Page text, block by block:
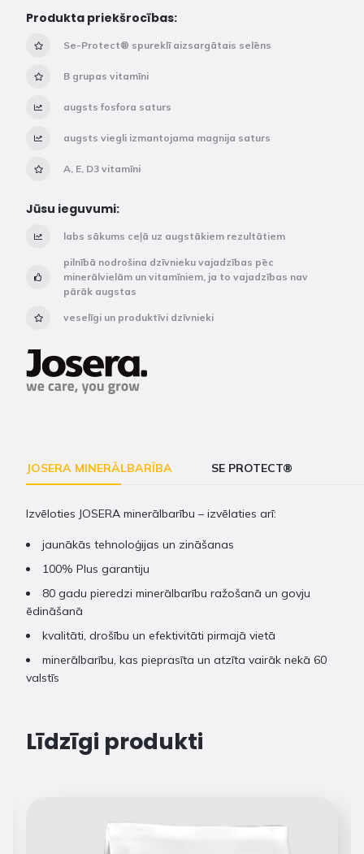
Produkta priekšrocības:
Se-Protect® spureklī aizsargātais selēns
B grupas vitamīni
augsts fosfora saturs
augsts viegli izmantojama magnija saturs
A, E, D3 vitamīni
Jūsu ieguvumi:
labs sākums ceļā uz augstākiem rezultātiem
pilnībā nodrošina dzīvnieku vajadzības pēc
minerālvielām un vitamīniem, ja to vajadzības nav
pārāk augstas
veselīgi un produktīvi dzīvnieki
JOSERA MINERĀLBARĪBA SE PROTECT®
Izvēloties JOSERA minerālbarību – izvēlaties arī:
jaunākās tehnoloģijas un zināšanas
100% Plus garantiju
80 gadu pieredzi minerālbarību ražošanā un govju
ēdināšanā
kvalitāti, drošību un efektivitāti pirmajā vietā
minerālbarību, kas pieprasīta un atzīta vairāk nekā 60
valstīs
Līdzīgi produkti